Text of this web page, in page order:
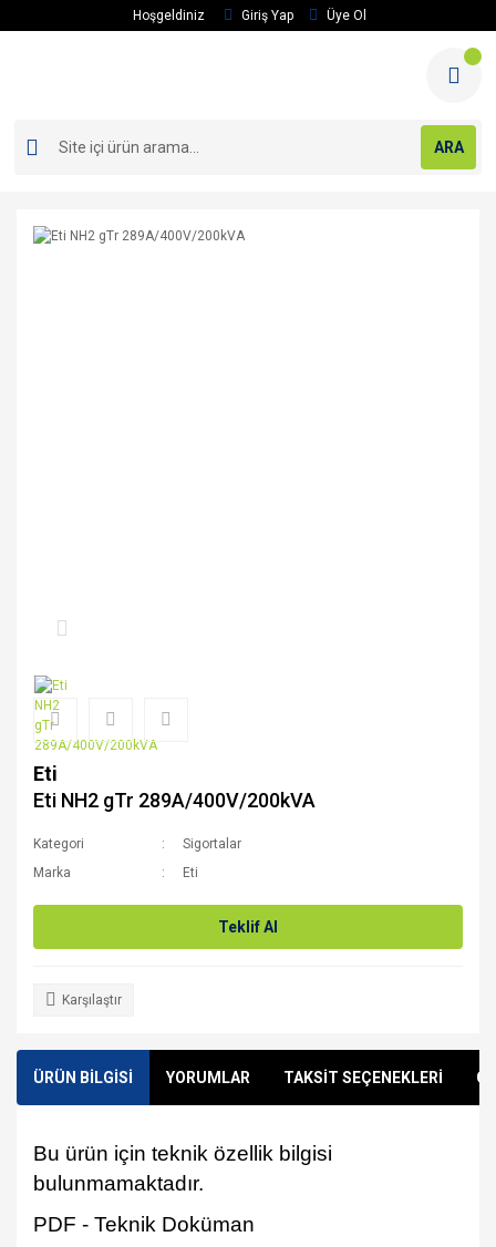
Hoşgeldiniz Giriş Yap Üye Ol
ARA
Eti
Eti NH2 gTr 289A/400V/200kVA
Kategori
Sigortalar
Marka
Eti
Teklif Al
Karşılaştır
ÜRÜN BİLGİSİ YORUMLAR TAKSİT SEÇENEKLERİ
Bu ürün için teknik özellik bilgisi
bulunmamaktadır.
PDF - Teknik Doküman